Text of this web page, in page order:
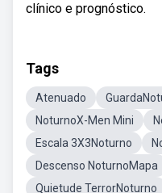
clínico e prognóstico.
Tags
Atenuado
NoturnoX-Men Mini
Escala 3X3Noturno
Descenso NoturnoMapa
Quietude TerrorNoturno